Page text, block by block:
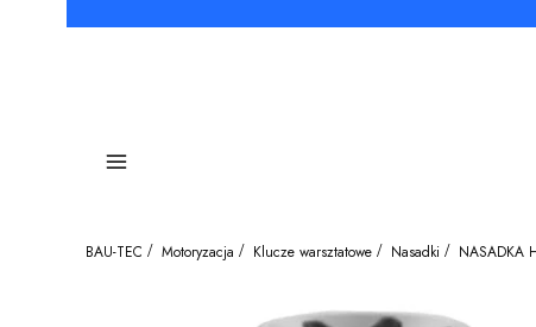
Menu
BAU-TEC Motoryzacja Klucze warsztatowe Nasadki NASADKA